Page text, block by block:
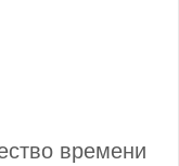
времени